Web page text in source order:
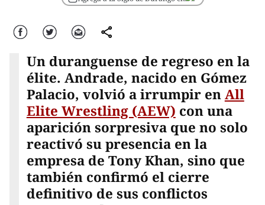
Facebook Twitter Correo comparte
Un duranguense de regreso en la
élite. Andrade, nacido en Gómez
Palacio, volvió a irrumpir enAll
Elite Wrestling (AEW) con una
aparición sorpresiva que no solo
reactivó su presencia en la
empresa de Tony Khan, sino que
también confirmó el cierre
definitivo de sus conflictos